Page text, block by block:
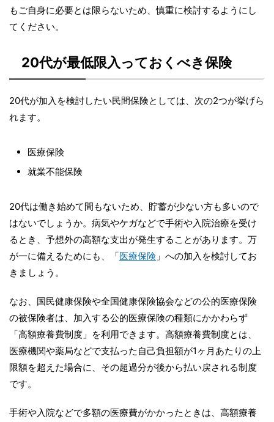
もご自身に必要とは限らないため、慎重に検討するようにし
てください。
20代が最低限入っておくべき保険
20代が加入を検討したい民間保険としては、次の2つが挙げら
れます。
医療保険
就業不能保険
20代は働き始めて間もないため、貯蓄が少ない方も多いので
はないでしょうか。病気やケガなどで手術や入院治療を受け
るとき、予想外の高額な支出が発生することがあります。万
が一に備えるためにも、「医療保険 」への加入を検討してお
きましょう。
なお、国民健康保険や全国健康保険協会などの公的医療保険
の被保険者は、加入する公的医療保険の種類にかかわらず
「高額療養費制度」を利用できます。高額療養費制度とは、
医療機関や薬局などで支払った自己負担額が1ヶ月あたりの上
限額を超えた場合に、その超過分が後から払い戻される制度
です。
手術や入院などで多額の医療費がかかったときは、高額療養